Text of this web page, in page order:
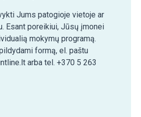
Jums patogioje vietoje ar
Esant poreikiui, Jūsų įmonei
mokymų programą.
formą, el. paštu
arba tel. +370 5 263